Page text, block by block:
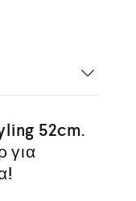
52cm.
για